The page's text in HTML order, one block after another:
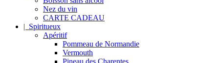
Nez du vin
CARTE CADEAU
| Spiritueux
Apéritif
Pommeau de Normandie
Vermouth
Pineau des Charentes